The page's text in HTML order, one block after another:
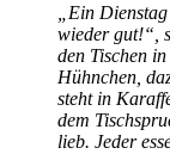
„Ein
wieder gut!“,
den Tischen
Hühnchen,
steht in
dem
lieb. Jeder